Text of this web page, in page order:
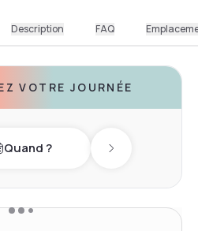
Description FAQ
VOTRE JOURNÉE
Quand ? Next day